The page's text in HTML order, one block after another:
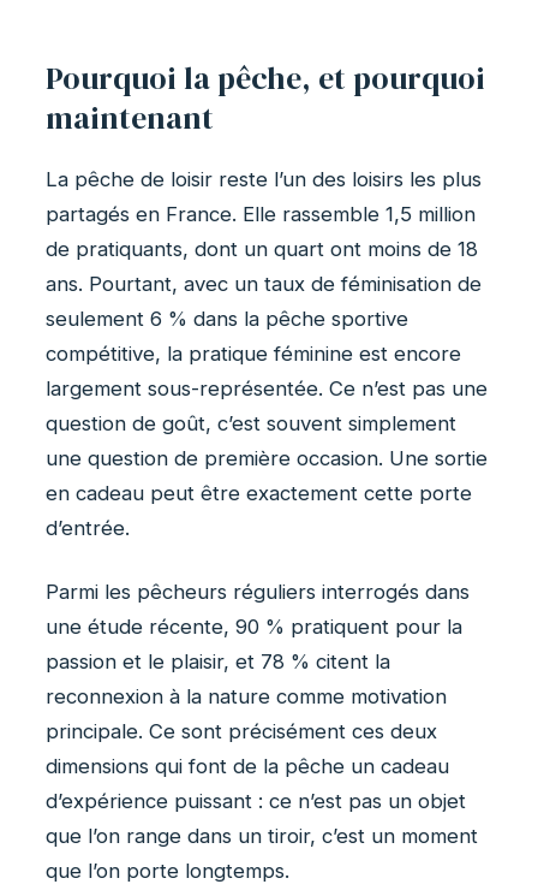
Pourquoi la pêche, et pourquoi
maintenant
La pêche de loisir reste l’un des loisirs les plus
partagés en France. Elle rassemble 1,5 million
de pratiquants, dont un quart ont moins de 18
ans. Pourtant, avec un taux de féminisation de
seulement 6 % dans la pêche sportive
compétitive, la pratique féminine est encore
largement sous-représentée. Ce n’est pas une
question de goût, c’est souvent simplement
une question de première occasion. Une sortie
en cadeau peut être exactement cette porte
d’entrée.
Parmi les pêcheurs réguliers interrogés dans
une étude récente, 90 % pratiquent pour la
passion et le plaisir, et 78 % citent la
reconnexion à la nature comme motivation
principale. Ce sont précisément ces deux
dimensions qui font de la pêche un cadeau
d’expérience puissant : ce n’est pas un objet
que l’on range dans un tiroir, c’est un moment
que l’on porte longtemps.